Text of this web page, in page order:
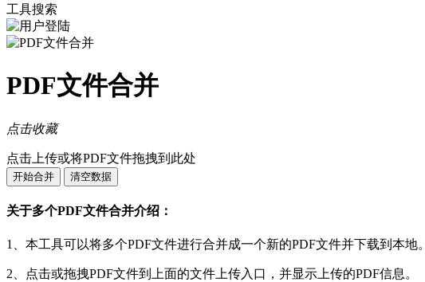
工具搜索
PDF文件合并
点击收藏
点击上传或将PDF文件拖拽到此处
开始合并 清空数据
关于多个PDF文件合并介绍：
1、本工具可以将多个PDF文件进行合并成一个新的PDF文件并下载到本地。
2、点击或拖拽PDF文件到上面的文件上传入口，并显示上传的PDF信息。